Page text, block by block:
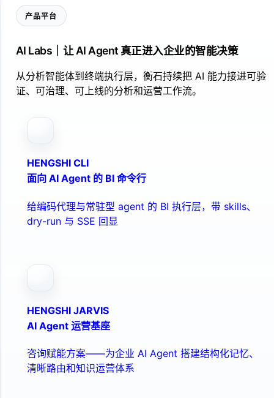
产品平台
AI Labs｜让 AI Agent 真正进入企业的智能决策
从分析智能体到终端执行层，衡石持续把 AI 能力接进可验
证、可治理、可上线的分析和运营工作流。
HENGSHI CLI
面向 AI Agent 的 BI 命令行
给编码代理与常驻型 agent 的 BI 执行层，带 skills、
dry-run 与 SSE 回显
HENGSHI JARVIS
AI Agent 运营基座
咨询赋能方案——为企业 AI Agent 搭建结构化记忆、
清晰路由和知识运营体系